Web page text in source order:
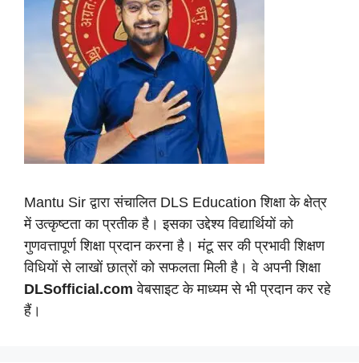
Mantu Sir द्वारा संचालित DLS Education शिक्षा के क्षेत्र
में उत्कृष्टता का प्रतीक है। इसका उद्देश्य विद्यार्थियों को
गुणवत्तापूर्ण शिक्षा प्रदान करना है। मंटू सर की प्रभावी शिक्षण
विधियों से लाखों छात्रों को सफलता मिली है। वे अपनी शिक्षा
DLSofficial.com वेबसाइट के माध्यम से भी प्रदान कर रहे
हैं।